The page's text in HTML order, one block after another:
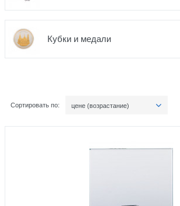
Кубки и медали
Сортировать по: цене (возрастание)